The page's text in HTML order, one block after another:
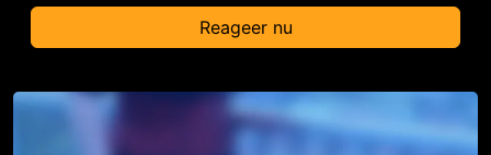
Reageer nu